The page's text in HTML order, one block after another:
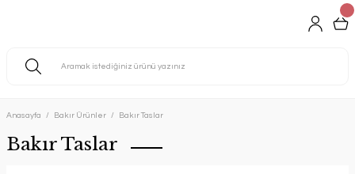
Anasayfa Bakır Ürünler Bakır Taslar
Bakır Taslar